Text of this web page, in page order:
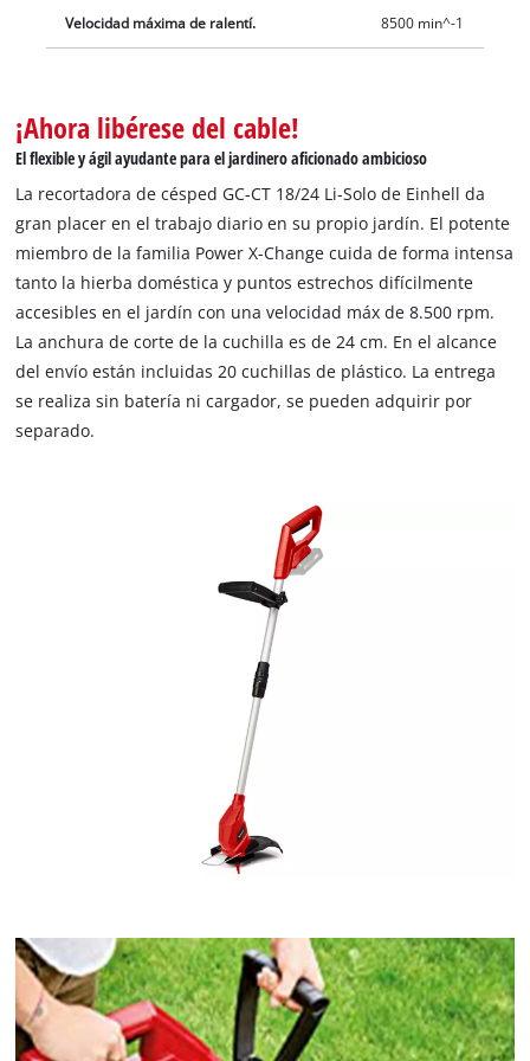
Velocidad máxima de ralentí. 8500 min^-1
¡Ahora libérese del cable!
El flexible y ágil ayudante para el jardinero aficionado ambicioso
La recortadora de césped GC-CT 18/24 Li-Solo de Einhell da
gran placer en el trabajo diario en su propio jardín. El potente
miembro de la familia Power X-Change cuida de forma intensa
tanto la hierba doméstica y puntos estrechos difícilmente
accesibles en el jardín con una velocidad máx de 8.500 rpm.
La anchura de corte de la cuchilla es de 24 cm. En el alcance
del envío están incluidas 20 cuchillas de plástico. La entrega
se realiza sin batería ni cargador, se pueden adquirir por
separado.